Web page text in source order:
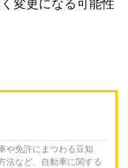
変更になる可能性
や免許にまつわる豆知
法など、自動車に関する